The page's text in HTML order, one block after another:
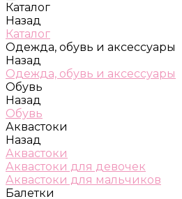
Каталог
Назад
Каталог
Одежда, обувь и аксессуары
Назад
Одежда, обувь и аксессуары
Обувь
Назад
Обувь
Аквастоки
Назад
Аквастоки
Аквастоки для девочек
Аквастоки для мальчиков
Балетки